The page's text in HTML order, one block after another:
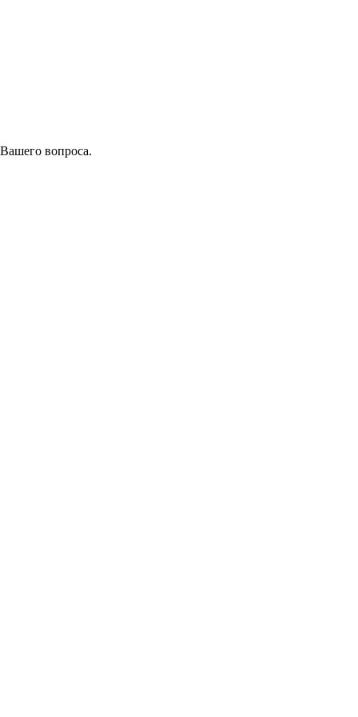
вопроса.